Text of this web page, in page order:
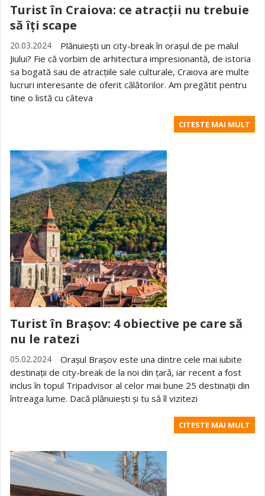
Turist în Craiova: ce atracții nu trebuie
să îți scape
20.03.2024
Plănuiești un city-break în orașul de pe malul
Jiului? Fie că vorbim de arhitectura impresionantă, de istoria
sa bogată sau de atracțiile sale culturale, Craiova are multe
lucruri interesante de oferit călătorilor. Am pregătit pentru
tine o listă cu câteva
CITESTE MAI MULT
Turist în Brașov: 4 obiective pe care să
nu le ratezi
05.02.2024
Orașul Brașov este una dintre cele mai iubite
destinații de city-break de la noi din țară, iar recent a fost
inclus în topul Tripadvisor al celor mai bune 25 destinații din
întreaga lume. Dacă plănuiești și tu să îl vizitezi
CITESTE MAI MULT